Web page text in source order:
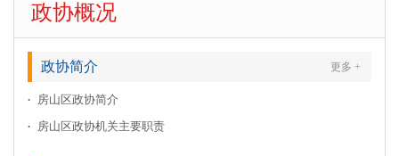
政协概况
更多 +
政协简介
房山区政协简介
房山区政协机关主要职责